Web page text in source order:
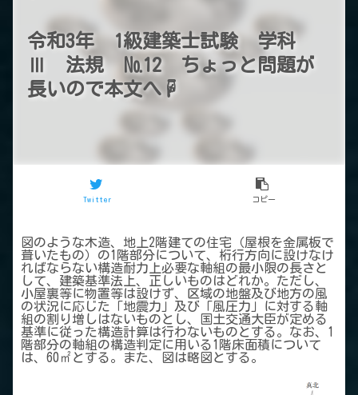
令和3年 1級建築士試験 学科
Ⅲ 法規 №12 ちょっと問題が
長いので本文へ☟
Twitter コピー
図のような木造、地上2階建ての住宅（屋根を金属板で
葺いたもの）の1階部分について、桁行方向に設けなけ
ればならない構造耐力上必要な軸組の最小限の長さと
して、建築基準法上、正しいものはどれか。ただし、
小屋裏等に物置等は設けず、区域の地盤及び地方の風
の状況に応じた「地震力」及び「風圧力」に対する軸
組の割り増しはないものとし、国土交通大臣が定める
基準に従った構造計算は行わないものとする。なお、1
階部分の軸組の構造判定に用いる1階床面積について
は、60㎡とする。また、図は略図とする。